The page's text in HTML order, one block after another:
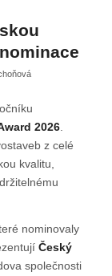
2026.
z celé
kvalitu,
nominovaly
Český
společnosti